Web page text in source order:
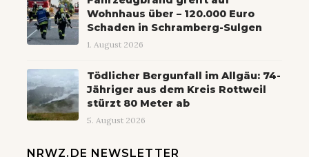
Wohnhaus über – 120.000 Euro
Schaden in Schramberg-Sulgen
1. August 2026
Tödlicher Bergunfall im Allgäu: 74-
Jähriger aus dem Kreis Rottweil
stürzt 80 Meter ab
5. August 2026
NRWZ.DE NEWSLETTER